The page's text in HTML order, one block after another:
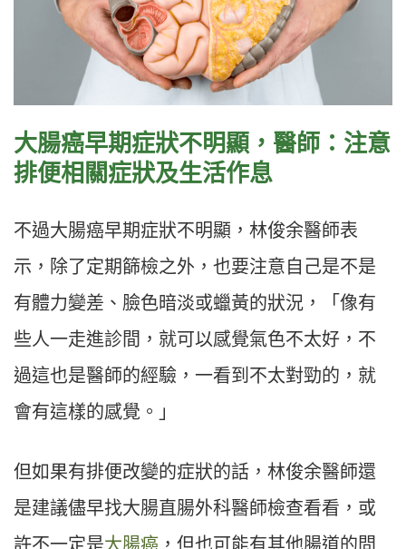
大腸癌早期症狀不明顯，醫師：注意
排便相關症狀及生活作息
不過大腸癌早期症狀不明顯，林俊余醫師表
示，除了定期篩檢之外，也要注意自己是不是
有體力變差、臉色暗淡或蠟黃的狀況，「像有
些人一走進診間，就可以感覺氣色不太好，不
過這也是醫師的經驗，一看到不太對勁的，就
會有這樣的感覺。」
但如果有排便改變的症狀的話，林俊余醫師還
是建議儘早找大腸直腸外科醫師檢查看看，或
許不一定是大腸癌 ，但也可能有其他腸道的問